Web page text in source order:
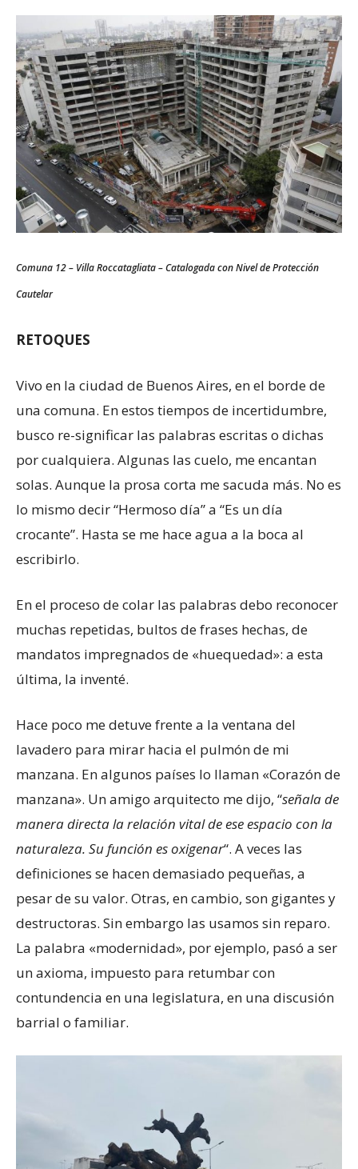
Comuna 12 – Villa Roccatagliata – Catalogada con Nivel de Protección
Cautelar
RETOQUES
Vivo en la ciudad de Buenos Aires, en el borde de
una comuna. En estos tiempos de incertidumbre,
busco re-significar las palabras escritas o dichas
por cualquiera. Algunas las cuelo, me encantan
solas. Aunque la prosa corta me sacuda más. No es
lo mismo decir “Hermoso día” a “Es un día
crocante”. Hasta se me hace agua a la boca al
escribirlo.
En el proceso de colar las palabras debo reconocer
muchas repetidas, bultos de frases hechas, de
mandatos impregnados de «huequedad»: a esta
última, la inventé.
Hace poco me detuve frente a la ventana del
lavadero para mirar hacia el pulmón de mi
manzana. En algunos países lo llaman «Corazón de
manzana». Un amigo arquitecto me dijo, “señala de
manera directa la relación vital de ese espacio con la
naturaleza. Su función es oxigenar“. A veces las
definiciones se hacen demasiado pequeñas, a
pesar de su valor. Otras, en cambio, son gigantes y
destructoras. Sin embargo las usamos sin reparo.
La palabra «modernidad», por ejemplo, pasó a ser
un axioma, impuesto para retumbar con
contundencia en una legislatura, en una discusión
barrial o familiar.